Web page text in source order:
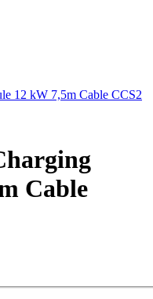
12 kW 7,5m Cable CCS2
Cable